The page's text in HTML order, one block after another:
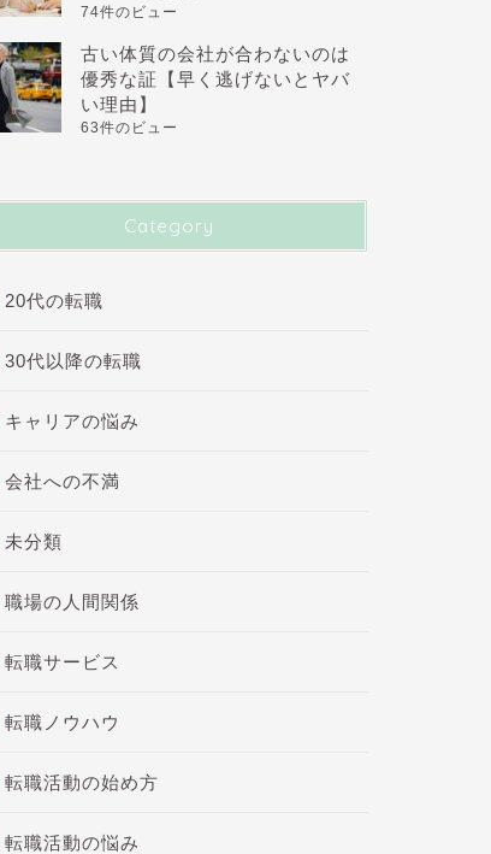
74件のビュー
古い体質の会社が合わないのは
優秀な証【早く逃げないとヤバ
い理由】
63件のビュー
Category
20代の転職
30代以降の転職
キャリアの悩み
会社への不満
未分類
職場の人間関係
転職サービス
転職ノウハウ
転職活動の始め方
転職活動の悩み